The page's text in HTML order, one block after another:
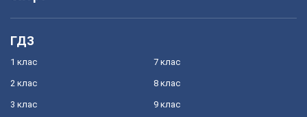
ГДЗ
1 клас
2 клас
3 клас
7 клас
8 клас
9 клас